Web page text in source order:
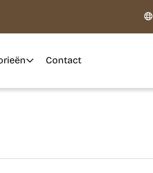
Contact